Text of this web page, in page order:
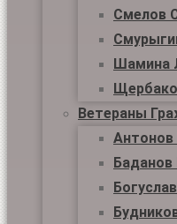
Смелов
Шамина
Ветераны
Антонов